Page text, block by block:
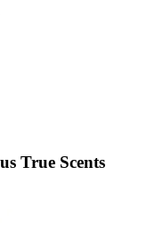
True Scents